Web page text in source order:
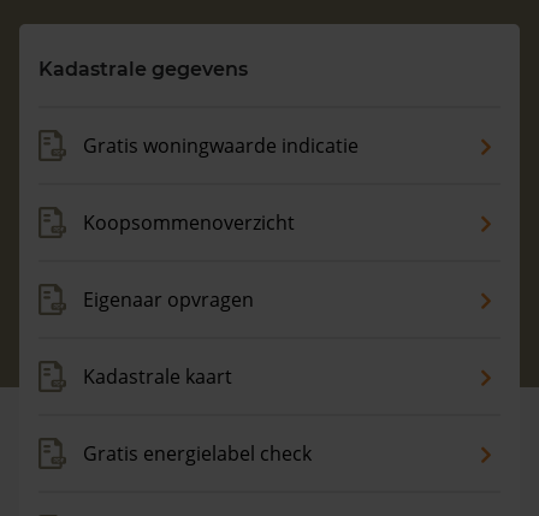
Vragen? Neem contact met ons op
088 220 4200
Kadastrale gegevens
Gratis woningwaarde indicatie
Koopsommenoverzicht
Eigenaar opvragen
Kadastrale kaart
Gratis energielabel check